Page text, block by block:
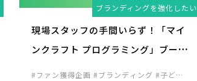
ブランディングを強化したい
現場スタッフの手間いらず！「マイ
ンクラフト プログラミング」ブース
化で集客力UP！
#ファン獲得企画 #ブランディング #子ども